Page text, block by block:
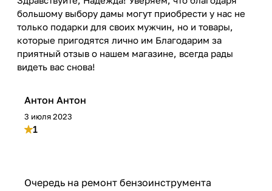
большому выбору дамы могут приобрести у нас не
только подарки для своих мужчин, но и товары,
которые пригодятся лично им Благодарим за
приятный отзыв о нашем магазине, всегда рады
видеть вас снова!
Антон Антон
3 июля 2023
1
Очередь на ремонт бензоинструмента